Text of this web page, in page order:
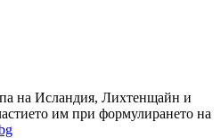
на Исландия, Лихтенщайн и
им при формулирането на